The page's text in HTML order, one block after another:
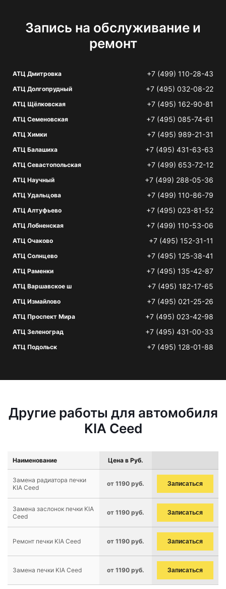
Запись на обслуживание и
ремонт
АТЦ Дмитровка +7 (499) 110-28-43
АТЦ Долгопрудный +7 (495) 032-08-22
АТЦ Щёлковская +7 (495) 162-90-81
АТЦ Семеновская +7 (495) 085-74-61
АТЦ Химки +7 (495) 989-21-31
АТЦ Балашиха +7 (495) 431-63-63
АТЦ Севастопольская +7 (499) 653-72-12
АТЦ Научный +7 (499) 288-05-36
АТЦ Удальцова +7 (499) 110-86-79
АТЦ Алтуфьево +7 (495) 023-81-52
АТЦ Лобненская +7 (499) 110-53-06
АТЦ Очаково +7 (495) 152-31-11
АТЦ Солнцево +7 (495) 125-38-41
АТЦ Раменки +7 (495) 135-42-87
АТЦ Варшавское ш +7 (495) 182-17-65
АТЦ Измайлово +7 (495) 021-25-26
АТЦ Проспект Мира +7 (495) 023-42-98
АТЦ Зеленоград +7 (495) 431-00-33
АТЦ Подольск +7 (495) 128-01-88
Другие работы для автомобиля
KIA Ceed
Наименование Цена в Руб.
Замена радиатора печки
KIA Ceed
от 1190 руб. Записаться
Замена заслонок печки KIA
Ceed
от 1190 руб. Записаться
Ремонт печки KIA Ceed от 1190 руб. Записаться
Замена печки KIA Ceed от 1190 руб. Записаться